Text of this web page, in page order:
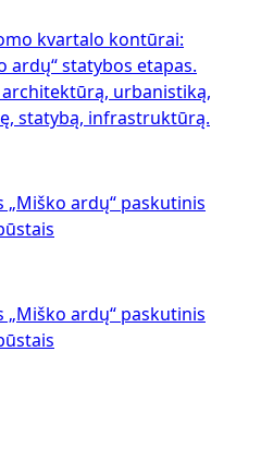
kvartalo kontūrai:
ardų“ statybos etapas.
architektūrą, urbanistiką,
statybą, infrastruktūrą.
„Miško ardų“ paskutinis
„Miško ardų“ paskutinis